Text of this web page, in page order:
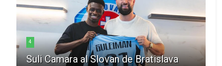
4
Suli Camara al Slovan de Bratislava